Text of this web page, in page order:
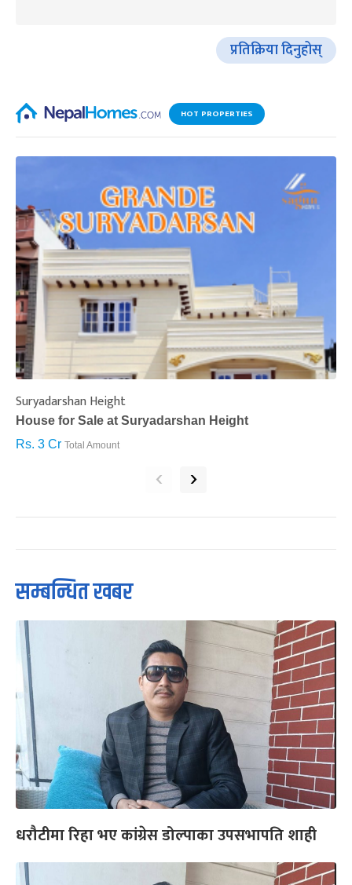
प्रतिक्रिया दिनुहोस्
HOT PROPERTIES
Suryadarshan Height
House for Sale at Suryadarshan Height
Rs. 3 Cr Total Amount
‹ ›
सम्बन्धित खबर
धरौटीमा रिहा भए कांग्रेस डोल्पाका उपसभापति शाही